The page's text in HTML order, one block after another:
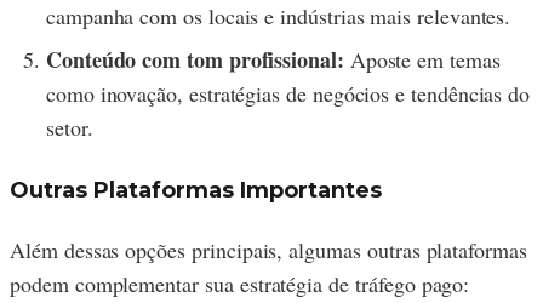
campanha com os locais e indústrias mais relevantes.
Conteúdo com tom profissional: Aposte em temas
como inovação, estratégias de negócios e tendências do
setor.
Outras Plataformas Importantes
Além dessas opções principais, algumas outras plataformas
podem complementar sua estratégia de tráfego pago: